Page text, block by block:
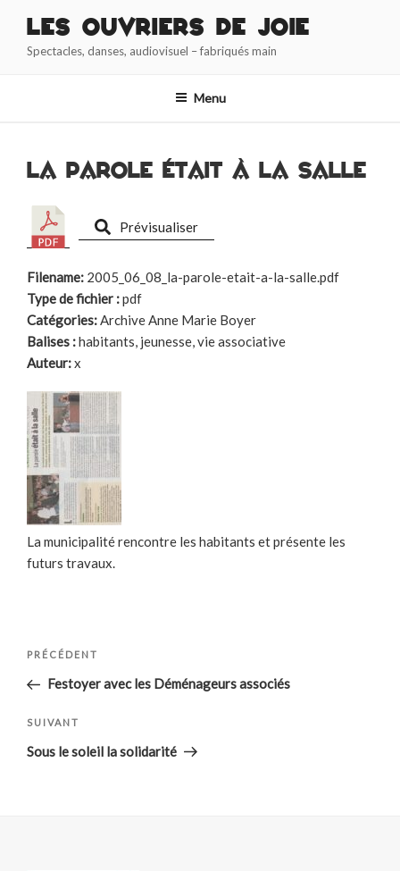
contenu
Les Ouvriers de Joie
Spectacles, danses, audiovisuel – fabriqués main
Menu
La parole était à la salle
La municipalité rencontre les habitants et présente les
futurs travaux.
Prévisualiser
Filename: 2005_06_08_la-parole-etait-a-la-salle.pdf
Type de fichier :pdf
Catégories: Archive Anne Marie Boyer
Balises :habitants, jeunesse, vie associative
Auteur:x
Navigation
l’article
Article
précédent
PRÉCÉDENT
Festoyer avec les Déménageurs associés
Article
suivant
SUIVANT
Sous le soleil la solidarité